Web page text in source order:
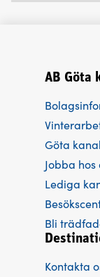
AB Göta
Göta
Jobba hos
Lediga
Bli
Kontakta